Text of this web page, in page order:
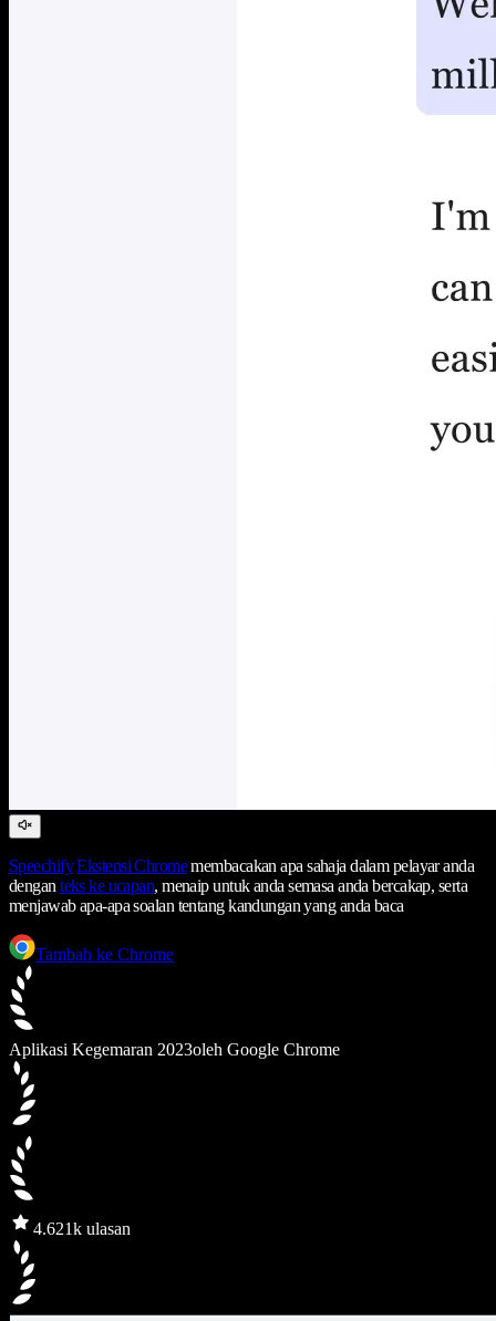
Speechify Ekstensi Chromemembacakan apa sahaja dalam pelayar anda
denganteks ke ucapan, menaip untuk anda semasa anda bercakap, serta
menjawab apa-apa soalan tentang kandungan yang anda baca
Tambah ke Chrome
Aplikasi Kegemaran 2023oleh Google Chrome
4.621k ulasan